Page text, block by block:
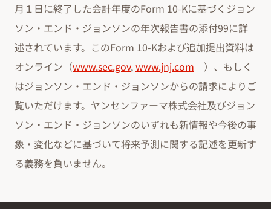
月１日に終了した会計年度のForm 10-Kに基づくジョン
ソン・エンド・ジョンソンの年次報告書の添付99に詳
述されています。このForm 10-Kおよび追加提出資料は
オンライン（www.sec.gov,www.jnj.com ）、もしく
はジョンソン・エンド・ジョンソンからの請求によりご
覧いただけます。ヤンセンファーマ株式会社及びジョン
ソン・エンド・ジョンソンのいずれも新情報や今後の事
象・変化などに基づいて将来予測に関する記述を更新す
る義務を負いません。